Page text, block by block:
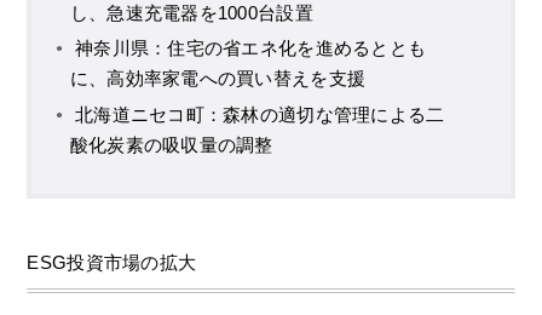
し、急速充電器を1000台設置
神奈川県：住宅の省エネ化を進めるととも
に、高効率家電への買い替えを支援
北海道ニセコ町：森林の適切な管理による二
酸化炭素の吸収量の調整
ESG投資市場の拡大